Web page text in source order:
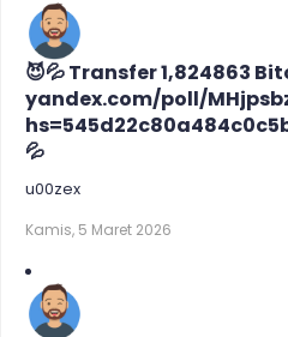
😈💦 Transfer 1,824863
yandex.com/poll/
💦
u00zex
Kamis, 5 Maret 2026